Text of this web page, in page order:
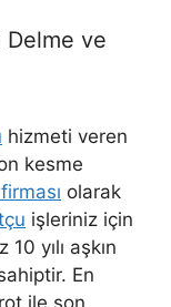
Delme ve
hizmeti veren
kesme
olarak
işleriniz için
yılı aşkın
En
ile son